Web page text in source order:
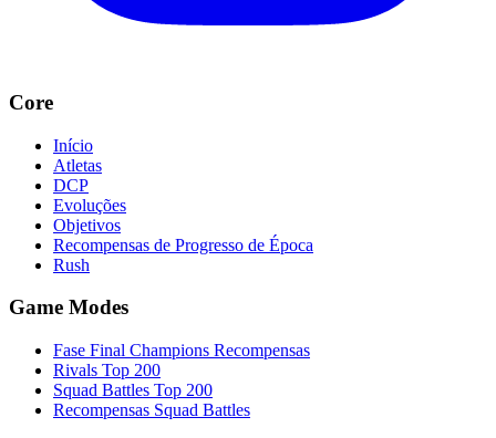
Core
Início
Atletas
DCP
Evoluções
Objetivos
Recompensas de Progresso de Época
Rush
Game Modes
Fase Final Champions Recompensas
Rivals Top 200
Squad Battles Top 200
Recompensas Squad Battles